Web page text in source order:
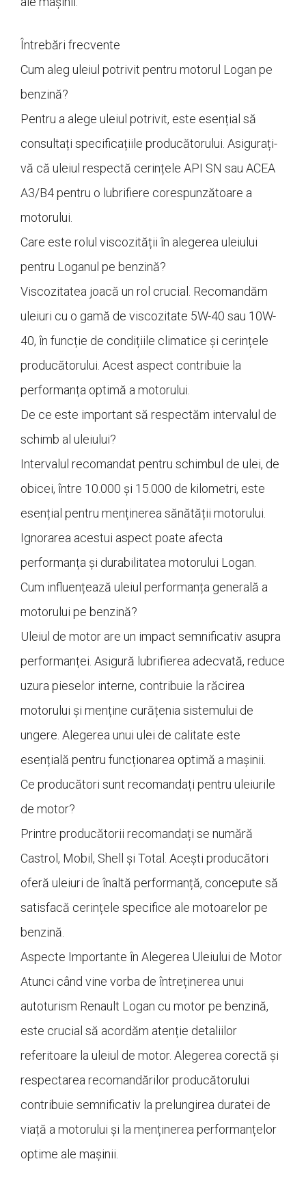
Întrebări frecvente
Cum aleg uleiul potrivit pentru motorul Logan pe
benzină?
Pentru a alege uleiul potrivit, este esențial să
consultați specificațiile producătorului. Asigurați-
vă că uleiul respectă cerințele API SN sau ACEA
A3/B4 pentru o lubrifiere corespunzătoare a
motorului.
Care este rolul viscozității în alegerea uleiului
pentru Loganul pe benzină?
Viscozitatea joacă un rol crucial. Recomandăm
uleiuri cu o gamă de viscozitate 5W-40 sau 10W-
40, în funcție de condițiile climatice și cerințele
producătorului. Acest aspect contribuie la
performanța optimă a motorului.
De ce este important să respectăm intervalul de
schimb al uleiului?
Intervalul recomandat pentru schimbul de ulei, de
obicei, între 10.000 și 15.000 de kilometri, este
esențial pentru menținerea sănătății motorului.
Ignorarea acestui aspect poate afecta
performanța și durabilitatea motorului Logan.
Cum influențează uleiul performanța generală a
motorului pe benzină?
Uleiul de motor are un impact semnificativ asupra
performanței. Asigură lubrifierea adecvată, reduce
uzura pieselor interne, contribuie la răcirea
motorului și menține curățenia sistemului de
ungere. Alegerea unui ulei de calitate este
esențială pentru funcționarea optimă a mașinii.
Ce producători sunt recomandați pentru uleiurile
de motor?
Printre producătorii recomandați se numără
Castrol, Mobil, Shell și Total. Acești producători
oferă uleiuri de înaltă performanță, concepute să
satisfacă cerințele specifice ale motoarelor pe
benzină.
Aspecte Importante în Alegerea Uleiului de Motor
Atunci când vine vorba de întreținerea unui
autoturism Renault Logan cu motor pe benzină,
este crucial să acordăm atenție detaliilor
referitoare la uleiul de motor. Alegerea corectă și
respectarea recomandărilor producătorului
contribuie semnificativ la prelungirea duratei de
viață a motorului și la menținerea performanțelor
optime ale mașinii.